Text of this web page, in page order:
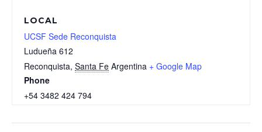
LOCAL
UCSF Sede Reconquista
Ludueña 612
Reconquista, Santa Fe Argentina + Google Map
Phone
+54 3482 424 794